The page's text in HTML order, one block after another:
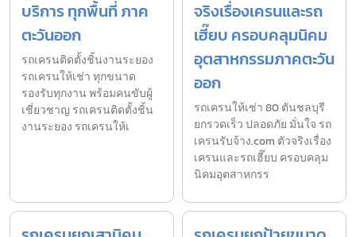
บริการ ทุกพื้นที่ ภาค
ตะวันออก
รถเครนติดตั้งชิ้นงานระยอง
รถเครนให้เช่า ทุกขนาด
รองรับทุกงาน พร้อมคนขับผู้
เชี่ยวชาญ รถเครนติดตั้งชิ้น
งานระยอง รถเครนให้เ
จริงเรื่องเครนและรถ
เฮี๊ยบ ครอบคลุมนิคม
อุตสาหกรรมภาคตะวัน
ออก
รถเครนให้เช่า 80 ตันชลบุรี
ยกรวดเร็ว ปลอดภัย มั่นใจ รถ
เครนรับจ้าง.com ตัวจริงเรื่อง
เครนและรถเฮี๊ยบ ครอบคลุม
นิคมอุตสาหกรร